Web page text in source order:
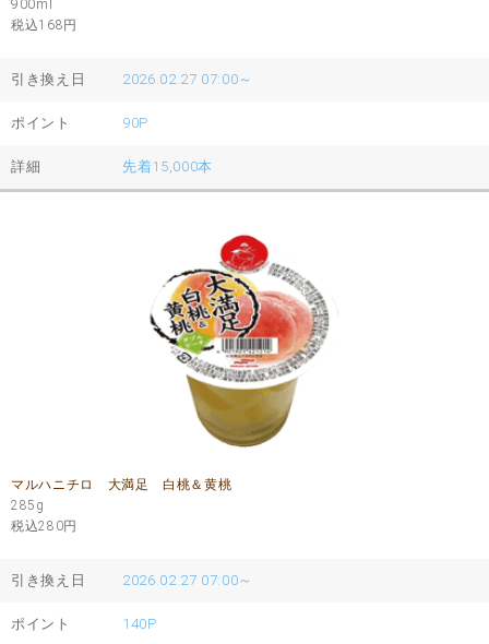
900ml
税込168 円
引き換え日 2026.02.27 07:00～
ポイント 90P
詳細 先着15,000本
マルハニチロ 大満足 白桃＆黄桃
285g
税込280円
引き換え日 2026.02.27 07:00～
ポイント 140P